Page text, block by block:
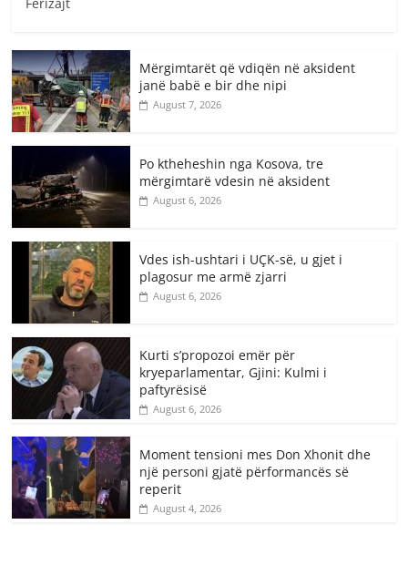
Mërgimtarët që vdiqën në aksident
janë babë e bir dhe nipi
August 7, 2026
Po ktheheshin nga Kosova, tre
mërgimtarë vdesin në aksident
August 6, 2026
Vdes ish-ushtari i UÇK-së, u gjet i
plagosur me armë zjarri
August 6, 2026
Kurti s’propozoi emër për
kryeparlamentar, Gjini: Kulmi i
paftyrësisë
August 6, 2026
Moment tensioni mes Don Xhonit dhe
një personi gjatë përformancës së
reperit
August 4, 2026